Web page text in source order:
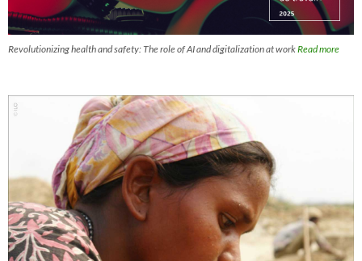
Revolutionizing health and safety: The role of AI and digitalization at workRead more